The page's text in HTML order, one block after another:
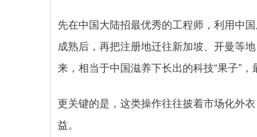
先在中国大陆招最优秀的工程师，利用中
成熟后，再把注册地迁往新加坡、开曼等
来，相当于中国滋养下长出的科技“果子”，
更关键的是，这类操作往往披着市场化外
益。